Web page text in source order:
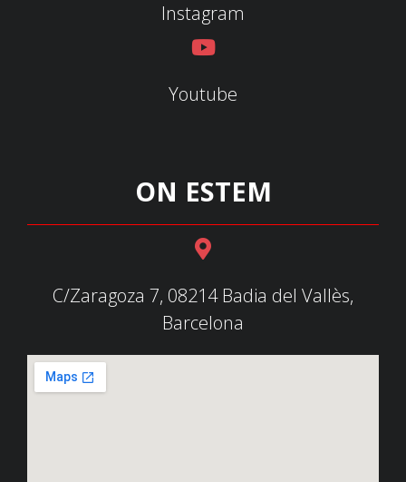
Instagram
Youtube
ON ESTEM
C/Zaragoza 7, 08214 Badia del Vallès,
Barcelona